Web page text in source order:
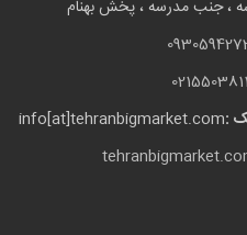
، جنب مدرسه ، پخش بهنام
:
info[at]tehranbigmarket.com